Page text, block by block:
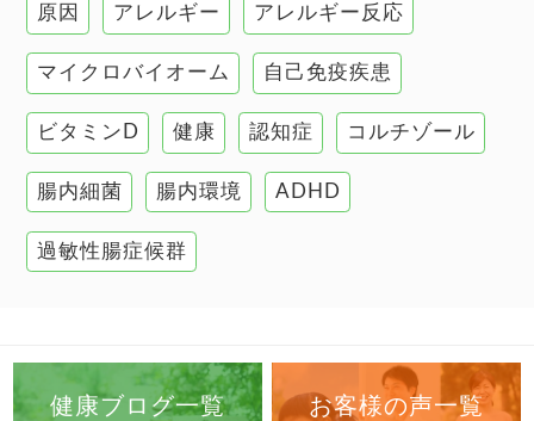
肝臓の健康
腸の健康
自己免疫疾患
高血圧
原因 アレルギー アレルギー反応
マイクロバイオーム 自己免疫疾患
ビタミンD 健康 認知症 コルチゾール
腸内細菌 腸内環境 ADHD
過敏性腸症候群
健康ブログ一覧 お客様の声一覧